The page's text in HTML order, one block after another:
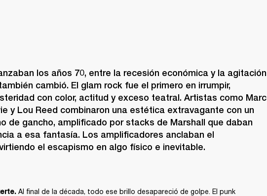
los años 70, entre la recesión económica y la agitación
cambió. El glam rock fue el primero en irrumpir,
con color, actitud y exceso teatral. Artistas como Marc
y Lou Reed combinaron una estética extravagante con un
de gancho, amplificado por stacks de Marshall que daban
a esa fantasía. Los amplificadores anclaban el
el escapismo en algo físico e inevitable.
Al final de la década, todo ese brillo desapareció de golpe. El punk